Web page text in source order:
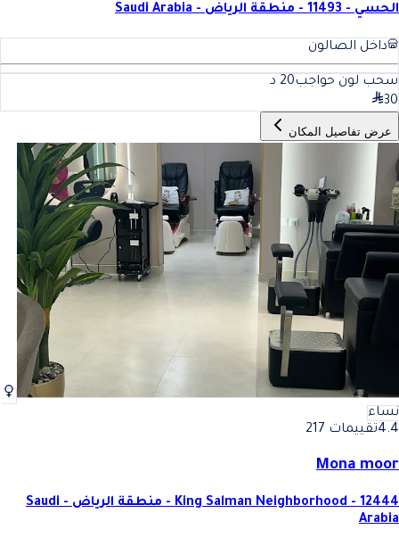
الحسي - 11493 - منطقة الرياض - Saudi Arabia
داخل الصالون
سحب لون حواجب20 د
30
عرض تفاصيل المكان
نساء
4.4تقييمات 217
Mona moor
King Salman Neighborhood - 12444 - منطقة الرياض - Saudi
Arabia